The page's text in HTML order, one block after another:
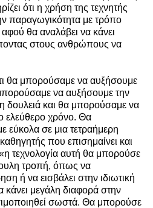
ότι η χρήση της τεχνητής
παραγωγικότητα με τρόπο
θα αναλάβει να κάνει
στους ανθρώπους να
θα μπορούσαμε να αυξήσουμε
να αυξήσουμε την
δουλειά και θα μπορούσαμε να
ελεύθερο χρόνο. Θα
σε μια τετραήμερη
που επισημαίνει και
τεχνολογία αυτή θα μπορούσε
τροπή, όπως να
ή να εισβάλει στην ιδιωτική
μεγάλη διαφορά στην
σωστά. Θα μπορούσε